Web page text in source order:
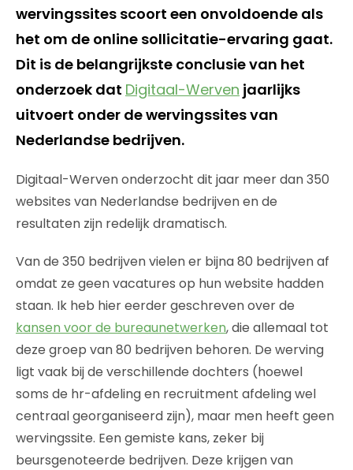
wervingssites scoort een onvoldoende als
het om de online sollicitatie-ervaring gaat.
Dit is de belangrijkste conclusie van het
onderzoek dat Digitaal-Werven jaarlijks
uitvoert onder de wervingssites van
Nederlandse bedrijven.
Digitaal-Werven onderzocht dit jaar meer dan 350
websites van Nederlandse bedrijven en de
resultaten zijn redelijk dramatisch.
Van de 350 bedrijven vielen er bijna 80 bedrijven af
omdat ze geen vacatures op hun website hadden
staan. Ik heb hier eerder geschreven over de
kansen voor de bureaunetwerken, die allemaal tot
deze groep van 80 bedrijven behoren. De werving
ligt vaak bij de verschillende dochters (hoewel
soms de hr-afdeling en recruitment afdeling wel
centraal georganiseerd zijn), maar men heeft geen
wervingssite. Een gemiste kans, zeker bij
beursgenoteerde bedrijven. Deze krijgen van